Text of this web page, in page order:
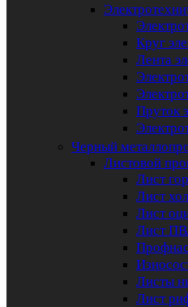
Круг
Лента
Пруток
Черный
Листовой
Лист
Лист
Лист
Лист
Листы
Лист